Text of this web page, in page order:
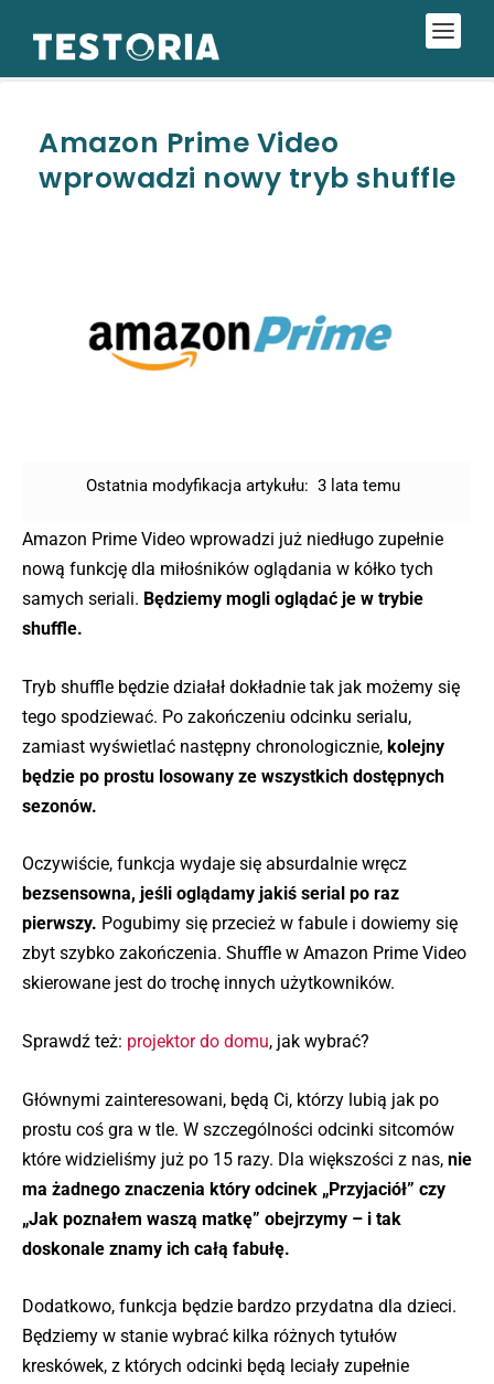
Amazon Prime Video
wprowadzi nowy tryb shuffle
Ostatnia modyfikacja artykułu: 3 lata temu
Amazon Prime Video wprowadzi już niedługo zupełnie
nową funkcję dla miłośników oglądania w kółko tych
samych seriali. Będziemy mogli oglądać je w trybie
shuffle.
Tryb shuffle będzie działał dokładnie tak jak możemy się
tego spodziewać. Po zakończeniu odcinku serialu,
zamiast wyświetlać następny chronologicznie, kolejny
będzie po prostu losowany ze wszystkich dostępnych
sezonów.
Oczywiście, funkcja wydaje się absurdalnie wręcz
bezsensowna, jeśli oglądamy jakiś serial po raz
pierwszy. Pogubimy się przecież w fabule i dowiemy się
zbyt szybko zakończenia. Shuffle w Amazon Prime Video
skierowane jest do trochę innych użytkowników.
Sprawdź też: projektor do domu, jak wybrać?
Głównymi zainteresowani, będą Ci, którzy lubią jak po
prostu coś gra w tle. W szczególności odcinki sitcomów
które widzieliśmy już po 15 razy. Dla większości z nas, nie
ma żadnego znaczenia który odcinek „Przyjaciół” czy
„Jak poznałem waszą matkę” obejrzymy – i tak
doskonale znamy ich całą fabułę.
Dodatkowo, funkcja będzie bardzo przydatna dla dzieci.
Będziemy w stanie wybrać kilka różnych tytułów
kreskówek, z których odcinki będą leciały zupełnie